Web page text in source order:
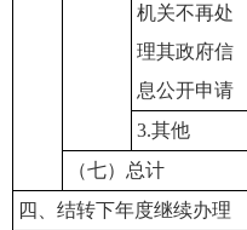
机关不再处
理其政府信
息公开申请
3.其他
（七）总计
四、结转下年度继续办理